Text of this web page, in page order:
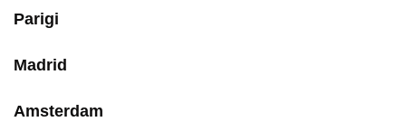
Parigi
Madrid
Amsterdam